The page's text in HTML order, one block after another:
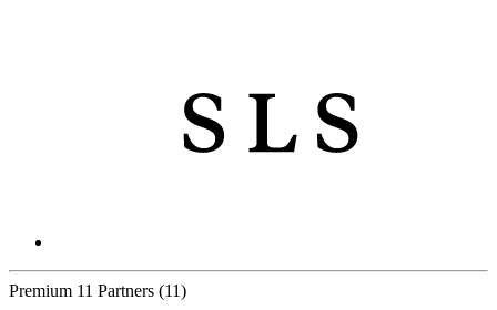
Premium 11 Partners (11)